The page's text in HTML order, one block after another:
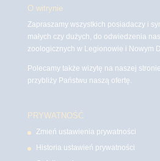
O witrynie
Zapraszamy wszystkich posiadaczy i
małych czy dużych, do odwiedzenia
zoologicznych w Legionowie i Nowym
Polecamy także wizytę na naszej
przybliży Państwu naszą ofertę.
PRYWATNOŚĆ
Zmień ustawienia prywatności
Historia ustawień prywatności